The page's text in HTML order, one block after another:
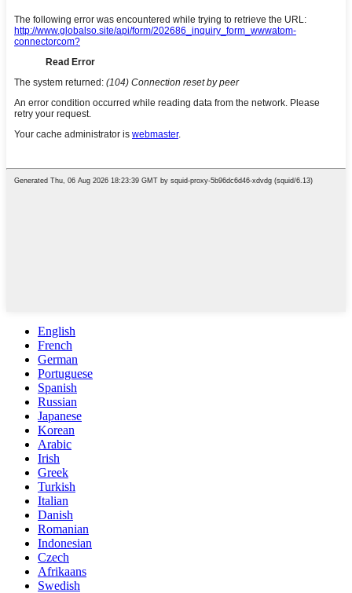
English
French
German
Portuguese
Spanish
Russian
Japanese
Korean
Arabic
Irish
Greek
Turkish
Italian
Danish
Romanian
Indonesian
Czech
Afrikaans
Swedish